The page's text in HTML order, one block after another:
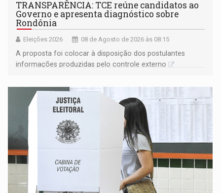
TRANSPARÊNCIA: TCE reúne candidatos ao
Governo e apresenta diagnóstico sobre
Rondônia
Eleições 2026 08 de Agosto de 2026 às 08:15
A proposta foi colocar à disposição dos postulantes
informações produzidas pelo controle externo